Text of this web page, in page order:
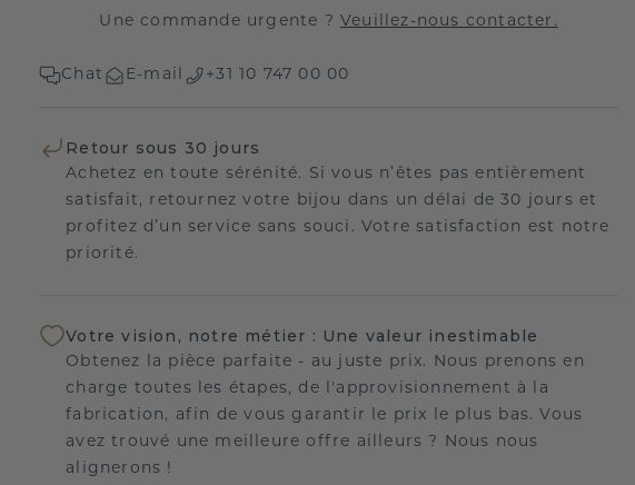
Une commande urgente ? Veuillez-nous contacter.
Chat E-mail +31 10 747 00 00
Retour sous 30 jours
Achetez en toute sérénité. Si vous n’êtes pas entièrement
satisfait, retournez votre bijou dans un délai de 30 jours et
profitez d’un service sans souci. Votre satisfaction est notre
priorité.
Votre vision, notre métier : Une valeur inestimable
Obtenez la pièce parfaite - au juste prix. Nous prenons en
charge toutes les étapes, de l'approvisionnement à la
fabrication, afin de vous garantir le prix le plus bas. Vous
avez trouvé une meilleure offre ailleurs ? Nous nous
alignerons !